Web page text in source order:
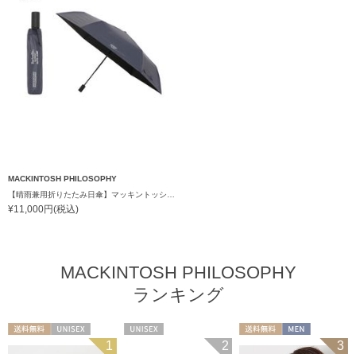
MACKINTOSH PHILOSOPHY
¥11,000円(税込)
MACKINTOSH PHILOSOPHY
ランキング
1 2 3